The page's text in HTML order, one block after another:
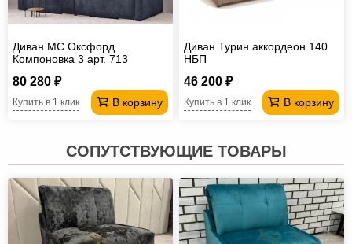
Диван МС Оксфорд
Компоновка 3 арт. 713
80 280 ₽
В корзину
Купить в 1 клик
Диван Турин аккордеон 140
НБП
46 200 ₽
В корзину
Купить в 1 клик
СОПУТСТВУЮЩИЕ ТОВАРЫ